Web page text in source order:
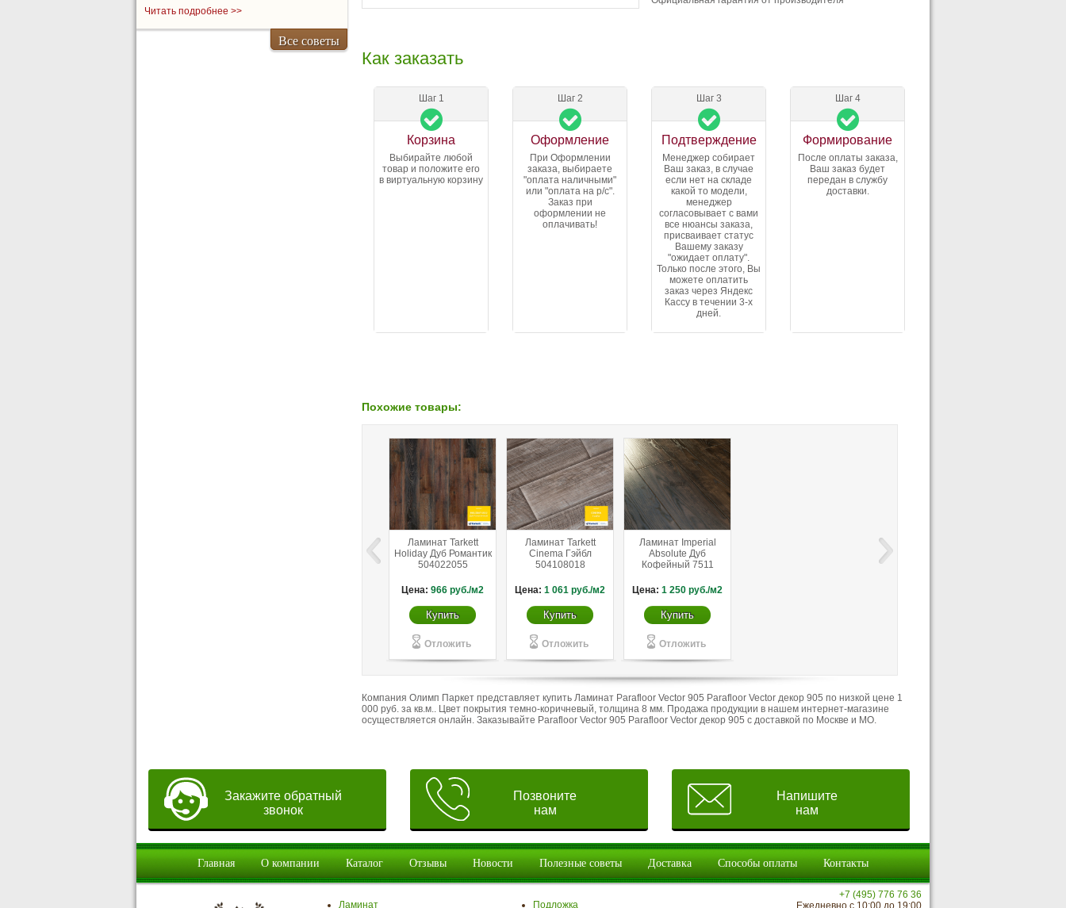
Читать подробнее >>
Все советы
Как заказать
Шаг 1
Корзина
Выбирайте любой
товар и положите его
в виртуальную корзину
Шаг 2
Оформление
При Оформлении
заказа, выбираете
"оплата наличными"
или "оплата на р/с".
Заказ при
оформлении не
оплачивать!
Шаг 3
Подтверждение
Менеджер собирает
Ваш заказ, в случае
если нет на складе
какой то модели,
менеджер
согласовывает с вами
все нюансы заказа,
присваивает статус
Вашему заказу
"ожидает оплату".
Только после этого, Вы
можете оплатить
заказ через Яндекс
Кассу в течении 3-х
дней.
Шаг 4
Формирование
После оплаты заказа,
Ваш заказ будет
передан в службу
доставки.
Похожие товары:
Ламинат Tarkett
Holiday Дуб Романтик
504022055
Цена: 966 руб./м2
Купить
Отложить
Ламинат Tarkett
Cinema Гэйбл
504108018
Цена: 1 061 руб./м2
Купить
Отложить
Ламинат Imperial
Absolute Дуб
Кофейный 7511
Цена: 1 250 руб./м2
Купить
Отложить
Ламинат Egger 8/33
Classsic 4V Орех
Бедолло тёмный
Компания Олимп Паркет представляет купить Ламинат Parafloor Vector 905 Parafloor Vector декор 905 по низкой цене 1
000 руб. за кв.м.. Цвет покрытия темно-коричневый, толщина 8 мм. Продажа продукции в нашем интернет-магазине
осуществляется онлайн. Заказывайте Parafloor Vector 905 Parafloor Vector декор 905 с доставкой по Москве и МО.
Закажите обратный
звонок
Позвоните
нам
Напишите
нам
Главная О компании Каталог Отзывы Новости Полезные советы Доставка Способы оплаты Контакты
Ламинат Подложка
+7 (495) 776 76 36
Ежедневно с 10:00 до 19:00